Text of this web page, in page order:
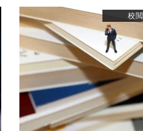
校閲